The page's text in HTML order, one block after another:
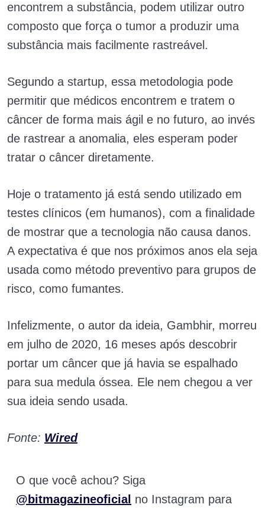
encontrem a substância, podem utilizar outro
composto que força o tumor a produzir uma
substância mais facilmente rastreável.
Segundo a startup, essa metodologia pode
permitir que médicos encontrem e tratem o
câncer de forma mais ágil e no futuro, ao invés
de rastrear a anomalia, eles esperam poder
tratar o câncer diretamente.
Hoje o tratamento já está sendo utilizado em
testes clínicos (em humanos), com a finalidade
de mostrar que a tecnologia não causa danos.
A expectativa é que nos próximos anos ela seja
usada como método preventivo para grupos de
risco, como fumantes.
Infelizmente, o autor da ideia, Gambhir, morreu
em julho de 2020, 16 meses após descobrir
portar um câncer que já havia se espalhado
para sua medula óssea. Ele nem chegou a ver
sua ideia sendo usada.
Fonte: Wired
O que você achou? Siga
@bitmagazineoficial no Instagram para